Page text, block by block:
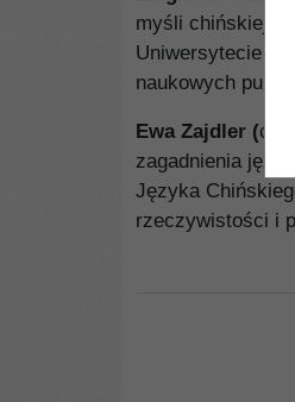
myśli chińskiej,
Uniwersytecie
naukowych
Ewa Zajdler (
zagadnienia
Języka
rzeczywistości i